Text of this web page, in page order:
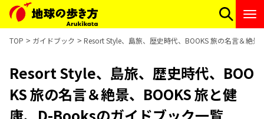
TOP ガイドブック Resort Style、島旅、歴史時代、BOOKS 旅の名言＆絶
Resort Style、島旅、歴史時代、BOO
KS 旅の名言＆絶景、BOOKS 旅と健